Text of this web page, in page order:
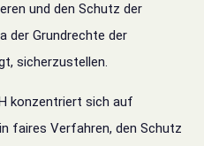
und den Schutz der
der Grundrechte der
sicherzustellen.
konzentriert sich auf
faires Verfahren, den Schutz